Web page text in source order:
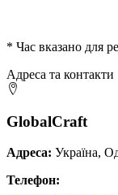
* Час вказано для
Адреса та контакти
GlobalCraft
Адреса: Україна,
Телефон: